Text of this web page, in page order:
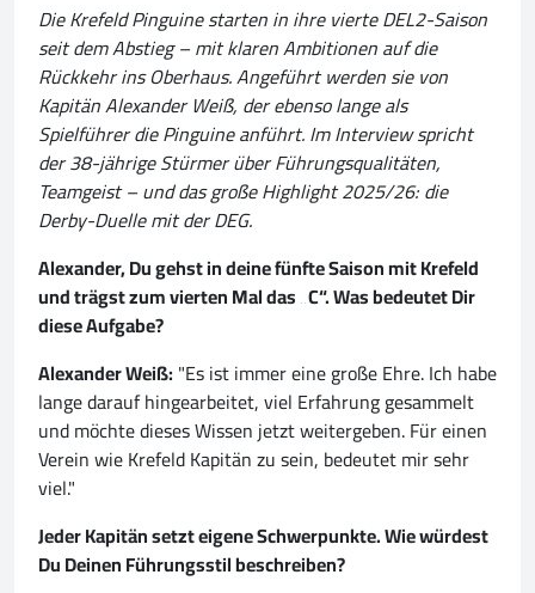
Die Krefeld Pinguine starten in ihre vierte DEL2-Saison
seit dem Abstieg – mit klaren Ambitionen auf die
Rückkehr ins Oberhaus. Angeführt werden sie von
Kapitän Alexander Weiß, der ebenso lange als
Spielführer die Pinguine anführt. Im Interview spricht
der 38-jährige Stürmer über Führungsqualitäten,
Teamgeist – und das große Highlight 2025/26: die
Derby-Duelle mit der DEG.
Alexander, Du gehst in deine fünfte Saison mit Krefeld
und trägst zum vierten Mal das „C“. Was bedeutet Dir
diese Aufgabe?
Alexander Weiß: "Es ist immer eine große Ehre. Ich habe
lange darauf hingearbeitet, viel Erfahrung gesammelt
und möchte dieses Wissen jetzt weitergeben. Für einen
Verein wie Krefeld Kapitän zu sein, bedeutet mir sehr
viel."
Jeder Kapitän setzt eigene Schwerpunkte. Wie würdest
Du Deinen Führungsstil beschreiben?